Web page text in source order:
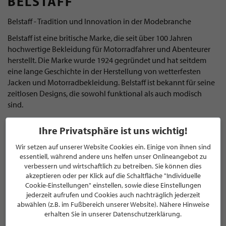
Belstaff - Tradition und Innovation in der Modebranche
Belstaff ist eine britische Marke, die seit über 100 Jahren
hochwertige Bekleidung für Motorradfahrer und Abenteurer
herstellt. Die Marke wurde 1924 gegründet und hat seitdem
eine lange Geschichte in der Herstellung von wetterfesten
Jacken und Motorradbekleidung. Belstaff ist bekannt für seine
zeitlosen Designs, die sowohl funktional als auch modisch
sind.
DIE GESCHICHTE VON BELSTAFF
Belstaff wurde ursprünglich als Hersteller von wetterfesten
Kleidungsstücken für Motorradfahrer gegründet. Die Marke
hat im Laufe der Jahre eine lange Liste von berühmten Fans
gewonnen, darunter Steve McQueen und Che Guevara. In den
1950er Jahren wurde Belstaff offizieller Lieferant der British
Army und produzierte wetterfeste Kleidung für Soldaten. In
den 1990er Jahren wurde die Marke von einem italienischen
Ihre Privatsphäre ist uns wichtig!
Wir setzen auf unserer Website Cookies ein. Einige von ihnen sind
essentiell, während andere uns helfen unser Onlineangebot zu
verbessern und wirtschaftlich zu betreiben. Sie können dies
akzeptieren oder per Klick auf die Schaltfläche "Individuelle
Cookie-Einstellungen" einstellen, sowie diese Einstellungen
jederzeit aufrufen und Cookies auch nachträglich jederzeit
abwählen (z.B. im Fußbereich unserer Website). Nähere Hinweise
erhalten Sie in unserer Datenschutzerklärung.